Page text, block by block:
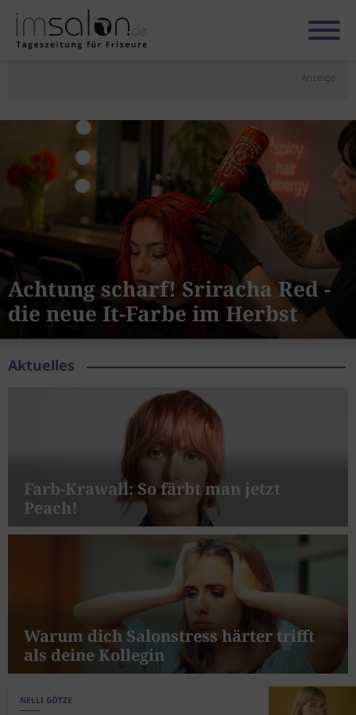
Anzeige
Achtung scharf! Sriracha Red -
die neue It-Farbe im Herbst
Aktuelles
Farb-Krawall: So färbt man jetzt
Peach!
Warum dich Salonstress härter trifft
als deine Kollegin
NELLI GÖTZE